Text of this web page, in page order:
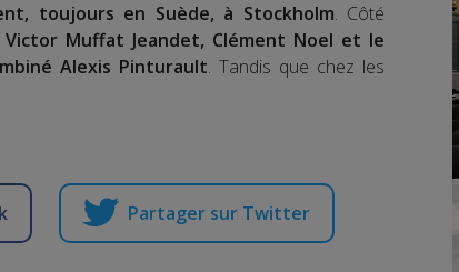
toujours en Suède, à Stockholm. Côté
Victor Muffat Jeandet, Clément Noel et le
Alexis Pinturault. Tandis que chez les
Partager sur Twitter